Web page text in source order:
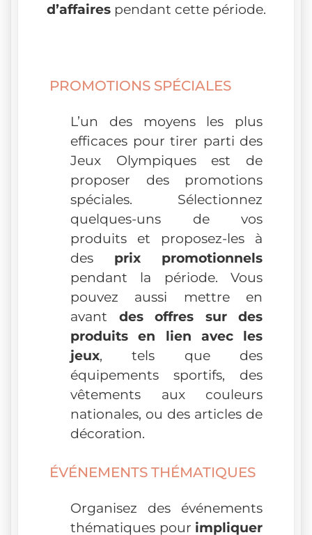
d’affairespendant cette période.
PROMOTIONS SPÉCIALES
L’un des moyens les plus
efficaces pour tirer parti des
Jeux Olympiques est de
proposer des promotions
spéciales. Sélectionnez
quelques-uns de vos
produits et proposez-les à
des prix promotionnels
pendant la période. Vous
pouvez aussi mettre en
avant des offres sur des
produits en lien avec les
jeux, tels que des
équipements sportifs, des
vêtements aux couleurs
nationales, ou des articles de
décoration.
ÉVÉNEMENTS THÉMATIQUES
Organisez des événements
thématiques pour impliquer